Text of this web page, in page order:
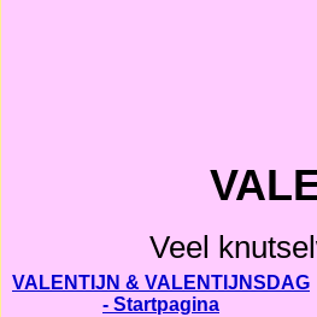
Veel
VALENTIJN & VALENTIJNSDAG
- Startpagina